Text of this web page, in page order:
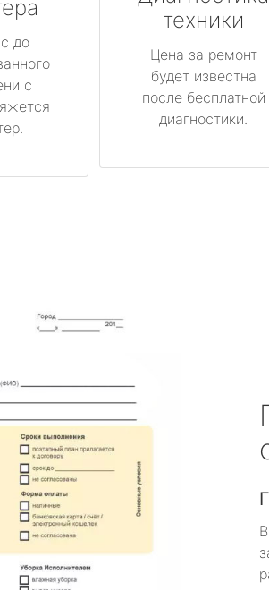
до
с
техники
Цена за ремонт
будет известна
после бесплатной
диагностики.